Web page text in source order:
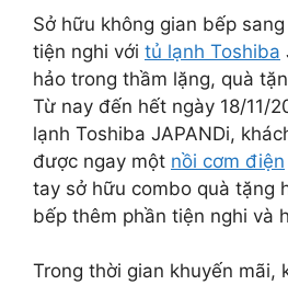
Sở hữu không gian bếp
tiện nghi với tủ lạnh Toshiba
hảo trong thầm lặng, quà
Từ nay đến hết ngày 18/11/
lạnh Toshiba JAPANDi,
được ngay một nồi cơm điện
tay sở hữu combo quà tặng
bếp thêm phần tiện nghi và
Trong thời gian khuyến mãi,